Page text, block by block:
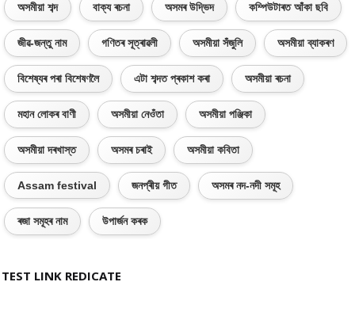
অসমীয়া শব্দ বাক্য ৰচনা অসমৰ উদ্ভিদ কম্পিউটাৰত আঁকা ছবি
জীৱ-জন্তু নাম গণিতৰ সূত্ৰাৱলী অসমীয়া সঁজুলি অসমীয়া ব্যাকৰণ
বিশেষ্যৰ পৰা বিশেষণলৈ এটা শব্দত প্ৰকাশ কৰা অসমীয়া ৰচনা
মহান লোকৰ বাণী অসমীয়া নেওঁতা অসমীয়া পঞ্জিকা
অসমীয়া দৰখাস্ত অসমৰ চৰাই অসমীয়া কবিতা
Assam festival জনপ্ৰীয় গীত অসমৰ নদ-নদী সমূহ
ৰজা সমূহৰ নাম উপাৰ্জন কৰক
TEST LINK REDICATE